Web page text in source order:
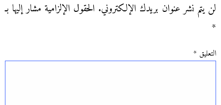
لن يتم نشر عنوان بريدك الإلكتروني. الحقول الإلزامية مشار إليها بـ
*
التعليق *